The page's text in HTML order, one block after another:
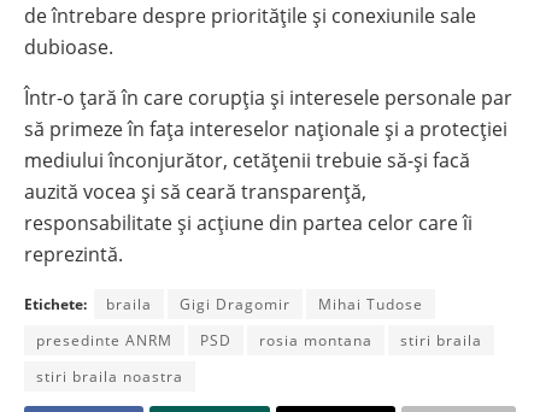
de întrebare despre prioritățile și conexiunile sale
dubioase.
Într-o țară în care corupția și interesele personale par
să primeze în fața intereselor naționale și a protecției
mediului înconjurător, cetățenii trebuie să-și facă
auzită vocea și să ceară transparență,
responsabilitate și acțiune din partea celor care îi
reprezintă.
Etichete: braila Gigi Dragomir
Mihai Tudose
presedinte ANRM
PSD rosia montana
stiri braila
stiri braila noastra